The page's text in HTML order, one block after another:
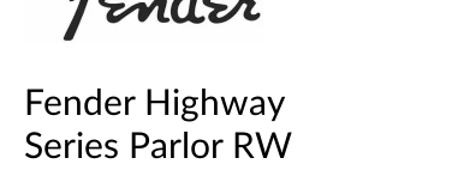
Fender Highway
Series Parlor RW